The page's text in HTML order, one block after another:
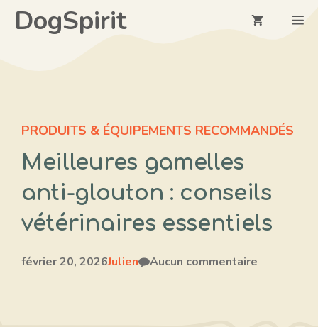
AllerDogSpirit
PRODUITS & ÉQUIPEMENTS RECOMMANDÉS
Meilleures gamelles
anti-glouton : conseils
vétérinaires essentiels
février 20, 2026Julien Aucun commentaire